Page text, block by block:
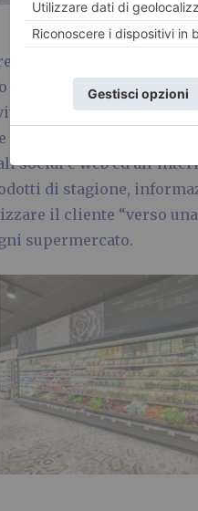
nell’arco
fare la spesa
gli sprechi.
ma che
social e web ed
di stagione,
il cliente “verso una
supermercato.